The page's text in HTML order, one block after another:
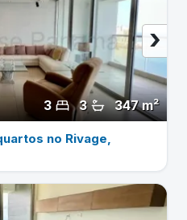
347 m²
3
3
›
no Rivage,